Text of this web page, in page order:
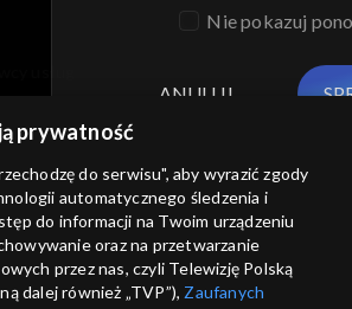
Nie pokazuj
ANULUJ
prywatność
do serwisu", aby wyrazić zgody
automatycznego śledzenia i
do informacji na Twoim urządzeniu
oraz na przetwarzanie
przez nas, czyli Telewizję Polską
dalej również „TVP”), Zaufanych